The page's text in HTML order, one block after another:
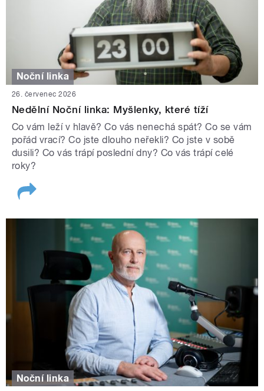
Noční linka
26. červenec 2026
Nedělní Noční linka: Myšlenky, které tíží
Co vám leží v hlavě? Co vás nenechá spát? Co se vám
pořád vrací? Co jste dlouho neřekli? Co jste v sobě
dusili? Co vás trápí poslední dny? Co vás trápí celé
roky?
Noční linka